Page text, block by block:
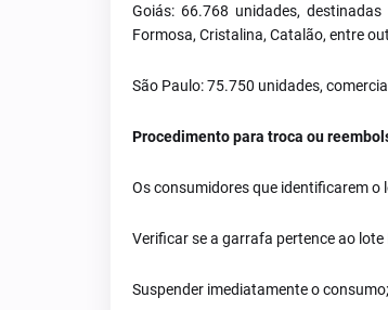
Goiás: 66.768 unidades,
Formosa, Cristalina, Catalão, entre
São Paulo: 75.750 unidades,
Procedimento para troca ou
Os consumidores que identificarem o
Verificar se a garrafa pertence ao lote
Suspender imediatamente o consumo;